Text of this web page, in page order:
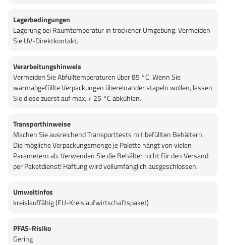
Lagerbedingungen
Lagerung bei Raumtemperatur in trockener Umgebung. Vermeiden
Sie UV-Direktkontakt.
Verarbeitungshinweis
Vermeiden Sie Abfülltemperaturen über 85 °C. Wenn Sie
warmabgefüllte Verpackungen übereinander stapeln wollen, lassen
Sie diese zuerst auf max. + 25 °C abkühlen.
Transporthinweise
Machen Sie ausreichend Transporttests mit befüllten Behältern.
Die mögliche Verpackungsmenge je Palette hängt von vielen
Parametern ab. Verwenden Sie die Behälter nicht für den Versand
per Paketdienst! Haftung wird vollumfänglich ausgeschlossen.
Umweltinfos
kreislauffähig (EU-Kreislaufwirtschaftspaket)
PFAS-Risiko
Gering